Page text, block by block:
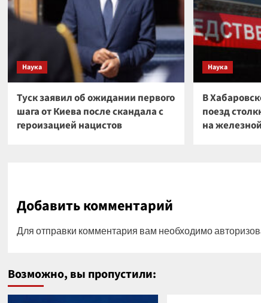
Наука
Туск заявил об ожидании первого
шага от Киева после скандала с
героизацией нацистов
Наука
В
поезд
на
Добавить комментарий
Для отправки комментария вам необходимо
Возможно, вы пропустили: